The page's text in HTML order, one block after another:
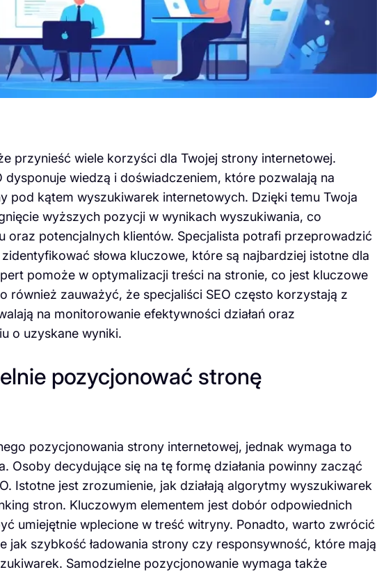
przynieść wiele korzyści dla Twojej strony internetowej.
dysponuje wiedzą i doświadczeniem, które pozwalają na
pod kątem wyszukiwarek internetowych. Dzięki temu Twoja
wyższych pozycji w wynikach wyszukiwania, co
oraz potencjalnych klientów. Specjalista potrafi przeprowadzić
słowa kluczowe, które są najbardziej istotne dla
pomoże w optymalizacji treści na stronie, co jest kluczowe
również zauważyć, że specjaliści SEO często korzystają z
na monitorowanie efektywności działań oraz
o uzyskane wyniki.
pozycjonować stronę
pozycjonowania strony internetowej, jednak wymaga to
Osoby decydujące się na tę formę działania powinny zacząć
Istotne jest zrozumienie, jak działają algorytmy wyszukiwarek
stron. Kluczowym elementem jest dobór odpowiednich
umiejętnie wplecione w treść witryny. Ponadto, warto zwrócić
jak szybkość ładowania strony czy responsywność, które mają
Samodzielne pozycjonowanie wymaga także